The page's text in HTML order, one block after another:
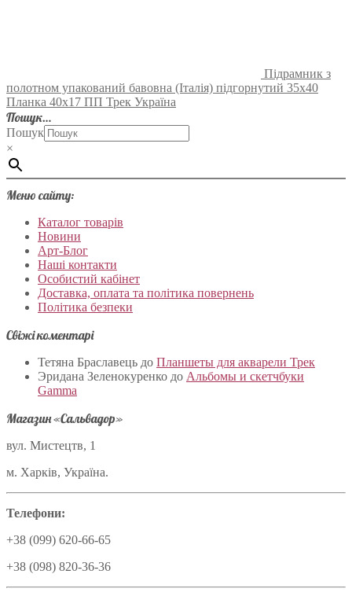
Підрамник з
полотном упакований бавовна (Італія) підгорнутий 35х40
Планка 40х17 ПП Трек Україна
Пошук…
Пошук
×
Меню сайту:
Каталог товарів
Новини
Арт-Блог
Наші контакти
Особистий кабінет
Доставка, оплата та політика повернень
Політика безпеки
Свіжі коментарі
Тетяна Браславець до Планшеты для акварели Трек
Эридана Зеленокуренко до Альбомы и скетчбуки
Gamma
Магазин «Сальвадор»
вул. Мистецтв, 1
м. Харків, Україна.
Телефони:
+38 (099) 620-66-65
+38 (098) 820-36-36